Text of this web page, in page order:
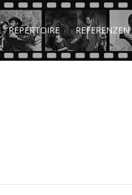
REPERTOIRE REFERENZEN